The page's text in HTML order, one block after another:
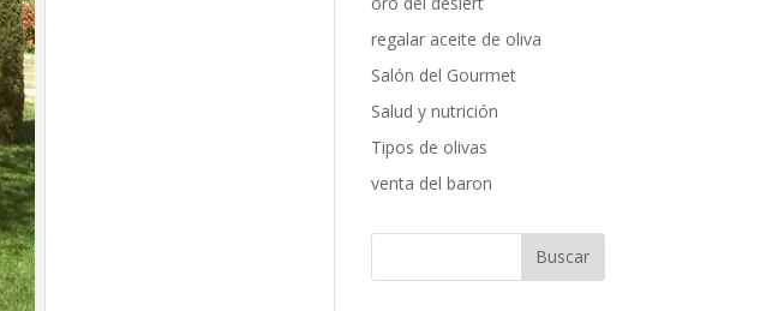
regalar aceite de oliva
Salón del Gourmet
Salud y nutrición
Tipos de olivas
venta del baron